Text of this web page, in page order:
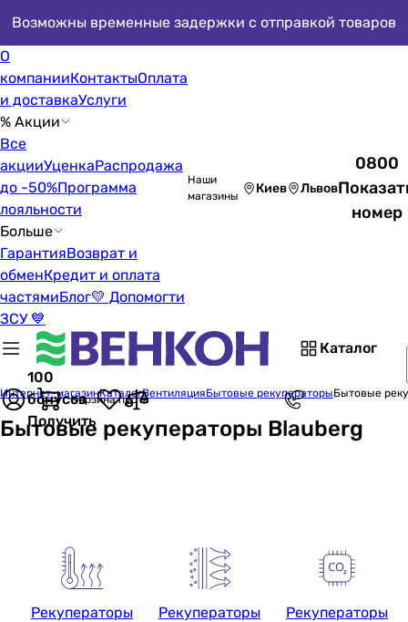
Возможны временные задержки с отправкой товаров
О
компанииКонтактыОплата
и доставкаУслуги
% Акции
Все
акцииУценкаРаспродажа
до -50%Программа
лояльности
Больше
ГарантияВозврат и
обменКредит и оплата
частямиБлог💛 Допомогти
ЗСУ 💙
Наши
магазины
Киев Львов
0800
номер
Каталог
100
бонусов
Получить
Корзина пуста
Интернет-магазинКаталогВентиляцияБытовые рекуператорыБытовые
Бытовые рекуператоры Blauberg
Рекуператоры
Рекуператоры
Рекуператоры